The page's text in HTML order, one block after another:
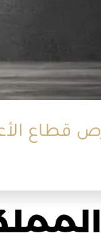
قطاع